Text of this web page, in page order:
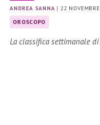
ANDREA SANNA |22
OROSCOPO
La classifica settimanale di